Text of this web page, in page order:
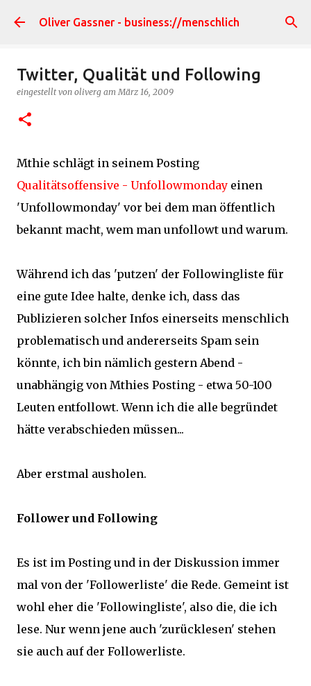
Direkt zum Hauptbereich
Oliver Gassner - business://menschlich
Twitter, Qualität und Following
eingestellt von oliverg amMärz 16, 2009
Mthie schlägt in seinem Posting
Qualitätsoffensive - Unfollowmonday einen
'Unfollowmonday' vor bei dem man öffentlich
bekannt macht, wem man unfollowt und warum.
Während ich das 'putzen' der Followingliste für
eine gute Idee halte, denke ich, dass das
Publizieren solcher Infos einerseits menschlich
problematisch und andererseits Spam sein
könnte, ich bin nämlich gestern Abend -
unabhängig von Mthies Posting - etwa 50-100
Leuten entfollowt. Wenn ich die alle begründet
hätte verabschieden müssen...
Aber erstmal ausholen.
Follower und Following
Es ist im Posting und in der Diskussion immer
mal von der 'Followerliste' die Rede. Gemeint ist
wohl eher die 'Followingliste', also die, die ich
lese. Nur wenn jene auch 'zurücklesen' stehen
sie auch auf der Followerliste.